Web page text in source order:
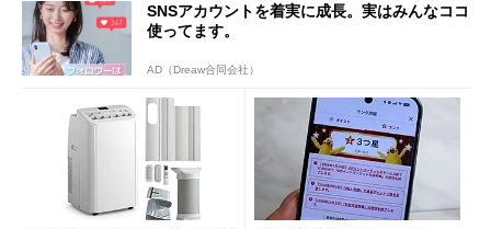
SNSアカウントを着実に成長。実はみんなココ
使ってます。
AD（Dreaw合同会社）